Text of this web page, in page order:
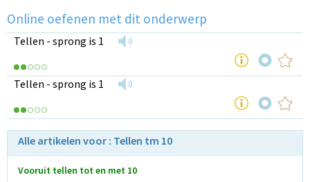
Online oefenen met dit onderwerp
Tellen - sprong is 1
Tellen - sprong is 1
Alle artikelen voor : Tellen tm 10
Vooruit tellen tot en met 10